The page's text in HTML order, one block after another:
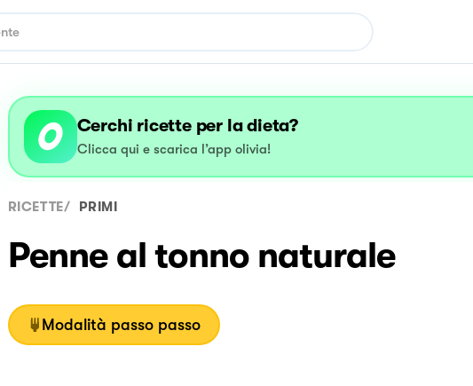
Cerchi ricette per la dieta?
Clicca qui e scarica l’app olivia!
RICETTE/ PRIMI
Penne al tonno naturale
Modalità passo passo